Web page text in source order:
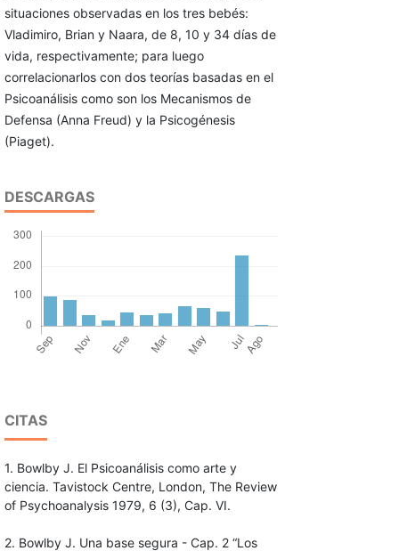
situaciones observadas en los tres bebés:
Vladimiro, Brian y Naara, de 8, 10 y 34 días de
vida, respectivamente; para luego
correlacionarlos con dos teorías basadas en el
Psicoanálisis como son los Mecanismos de
Defensa (Anna Freud) y la Psicogénesis
(Piaget).
DESCARGAS
CITAS
1. Bowlby J. El Psicoanálisis como arte y
ciencia. Tavistock Centre, London, The Review
of Psychoanalysis 1979, 6 (3), Cap. VI.
2. Bowlby J. Una base segura - Cap. 2 “Los